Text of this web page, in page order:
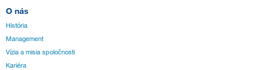
O nás
História
Management
Vízia a misia spoločnosti
Kariéra